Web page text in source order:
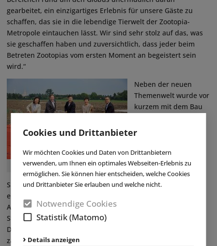
Cookies und Drittanbieter
Wir möchten Cookies und Daten von Drittanbietern
verwenden, um Ihnen ein optimales Webseiten-Erlebnis zu
ermöglichen. Sie können hier entscheiden, welche Cookies
und Drittanbieter Sie erlauben und welche nicht.
Notwendige Cookies
Statistik (Matomo)
Details anzeigen
gearbeitet, ein einzigartiges Erlebnis für unsere Gäste zu
schaffen, das sie in die lebendige Tierwelt der Zootopia-
Metropole eintauchen lässt. Wir sind sehr stolz auf das, was
sie geschaffen haben und zuversichtlich, dass jeder beim
Betreten Zootopias vom ersten Moment an begeistert sein
wird.“
© Disney
Neben der neuen
Themenwelt wurde vor
kurzem mit dem Bau
Themenhotels des
dem neuen, 400
Zimmer umfassenden
Hotel möchte das
Shanghai Disney Resort sein Übernachtungsangebot
erweitern und so Gästen einen weiteren Grund für einen
Aufenthalt im Park liefern. Das neue Hotel soll am „Wishing
Star“-See liegen und einen besonderen Ausblick auf das
Disneyland bieten. Gestaltet werden soll es im Jugendstil mit
zahlreichen thematischen Disney-Elementen. Besucher